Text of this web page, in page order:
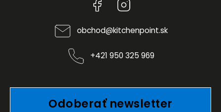
Facebook
obchod@kitchenpoint.sk
+421 950 325 969
Odoberať newsletter